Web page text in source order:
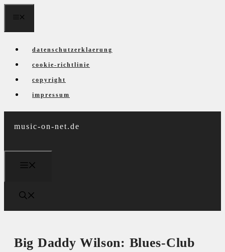
datenschutzerklaerung
cookie-richtlinie
copyright
impressum
music-on-net.de
Big Daddy Wilson: Blues-Club